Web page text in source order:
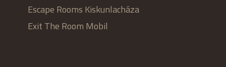
Escape Rooms Kiskunlacháza
Exit The Room Mobil